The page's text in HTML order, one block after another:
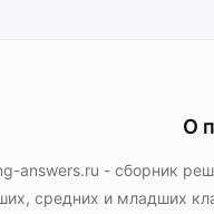
О
answers.ru - сборник
средних и младших